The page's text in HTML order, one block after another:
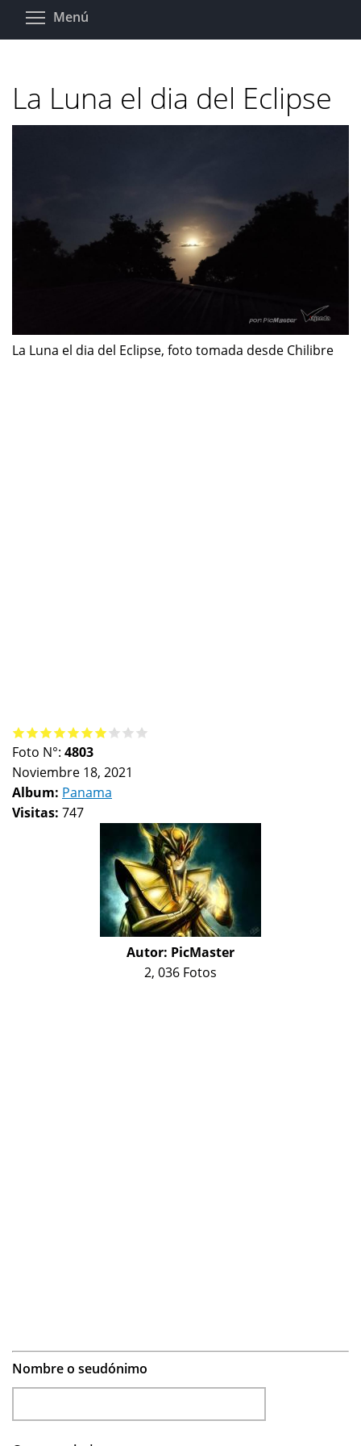
Pasar
Menú
La Luna el dia del Eclipse
La Luna el dia del Eclipse, foto tomada desde Chilibre
Foto N°: 4803
Noviembre 18, 2021
Album: Panama
Visitas: 747
Autor: PicMaster
2, 036 Fotos
Nombre o seudónimo